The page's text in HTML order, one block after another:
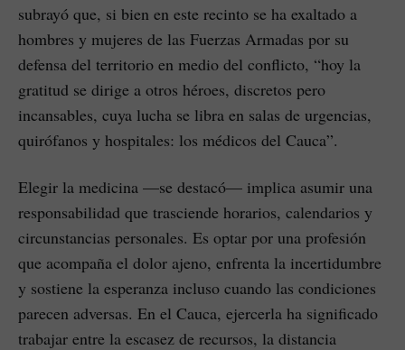
subrayó que, si bien en este recinto se ha exaltado a
hombres y mujeres de las Fuerzas Armadas por su
defensa del territorio en medio del conflicto, “hoy la
gratitud se dirige a otros héroes, discretos pero
incansables, cuya lucha se libra en salas de urgencias,
quirófanos y hospitales: los médicos del Cauca”.
Elegir la medicina —se destacó— implica asumir una
responsabilidad que trasciende horarios, calendarios y
circunstancias personales. Es optar por una profesión
que acompaña el dolor ajeno, enfrenta la incertidumbre
y sostiene la esperanza incluso cuando las condiciones
parecen adversas. En el Cauca, ejercerla ha significado
trabajar entre la escasez de recursos, la distancia